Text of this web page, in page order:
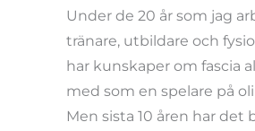
Under de 20 år som jag
tränare, utbildare och
har kunskaper om fascia
med som en spelare på
Men sista 10 åren har det